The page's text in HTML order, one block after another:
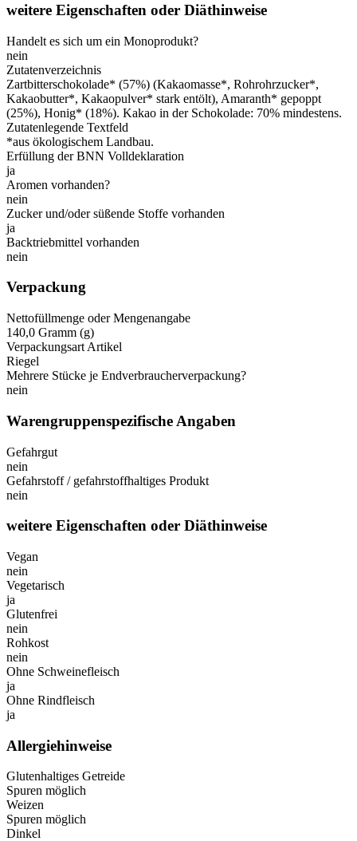
weitere Eigenschaften oder Diäthinweise
Handelt es sich um ein Monoprodukt?
nein
Zutatenverzeichnis
Zartbitterschokolade* (57%) (Kakaomasse*, Rohrohrzucker*,
Kakaobutter*, Kakaopulver* stark entölt), Amaranth* gepoppt
(25%), Honig* (18%). Kakao in der Schokolade: 70% mindestens.
Zutatenlegende Textfeld
*aus ökologischem Landbau.
Erfüllung der BNN Volldeklaration
ja
Aromen vorhanden?
nein
Zucker und/oder süßende Stoffe vorhanden
ja
Backtriebmittel vorhanden
nein
Verpackung
Nettofüllmenge oder Mengenangabe
140,0 Gramm (g)
Verpackungsart Artikel
Riegel
Mehrere Stücke je Endverbraucherverpackung?
nein
Warengruppenspezifische Angaben
Gefahrgut
nein
Gefahrstoff / gefahrstoffhaltiges Produkt
nein
weitere Eigenschaften oder Diäthinweise
Vegan
nein
Vegetarisch
ja
Glutenfrei
nein
Rohkost
nein
Ohne Schweinefleisch
ja
Ohne Rindfleisch
ja
Allergiehinweise
Glutenhaltiges Getreide
Spuren möglich
Weizen
Spuren möglich
Dinkel